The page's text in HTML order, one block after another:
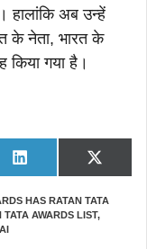
हालांकि अब उन्हें
के नेता, भारत के
किया गया है।
Share
on
L
i
k
e
Share
on
X
(
w
HAS RATAN TATA
TATA AWARDS LIST,